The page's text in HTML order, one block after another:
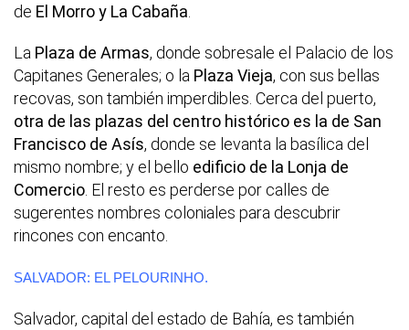
de El Morro y La Cabaña.
La Plaza de Armas, donde sobresale el Palacio de los
Capitanes Generales; o la Plaza Vieja, con sus bellas
recovas, son también imperdibles. Cerca del puerto,
otra de las plazas del centro histórico es la de San
Francisco de Asís, donde se levanta la basílica del
mismo nombre; y el bello edificio de la Lonja de
Comercio. El resto es perderse por calles de
sugerentes nombres coloniales para descubrir
rincones con encanto.
SALVADOR: EL PELOURINHO.
Salvador, capital del estado de Bahía, es también